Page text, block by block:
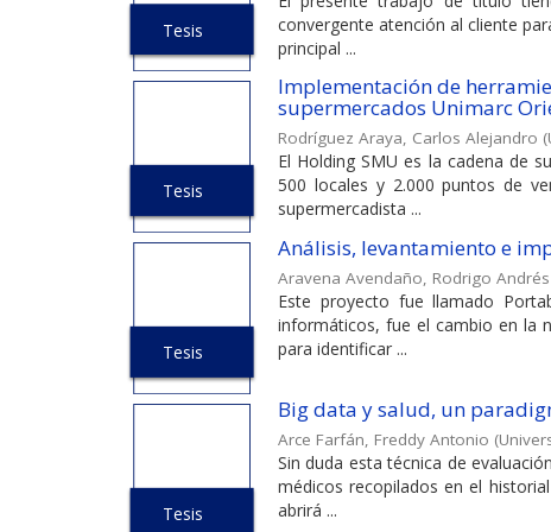
Tesis
convergente atención al cliente
principal ...
Tesis
Implementación de
supermercados Unimarc
Rodríguez Araya, Carlos Alejandro (
El Holding SMU es la cadena de
500 locales y 2.000 puntos de
supermercadista ...
Tesis
Análisis, levantamiento e
Aravena Avendaño, Rodrigo Andrés
Este proyecto fue llamado
informáticos, fue el cambio en la
para identificar ...
Tesis
Big data y salud, un
Arce Farfán, Freddy Antonio (
Sin duda esta técnica de
médicos recopilados en el
abrirá ...